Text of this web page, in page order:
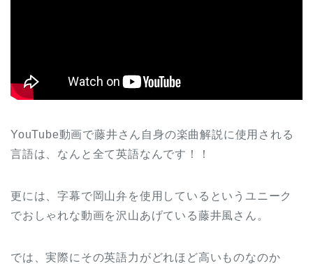
YouTube動画で藤井さん自身の楽曲解説に使用される
言語は、なんと全て英語なんです！！
更には、字幕で岡山弁を使用しているというユニーク
でおしゃれな動画を沢山あげている藤井風さん。
では、実際にその英語力がどれほど高いものなのか